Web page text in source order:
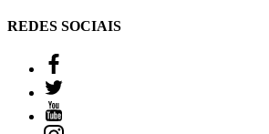
REDES SOCIAIS